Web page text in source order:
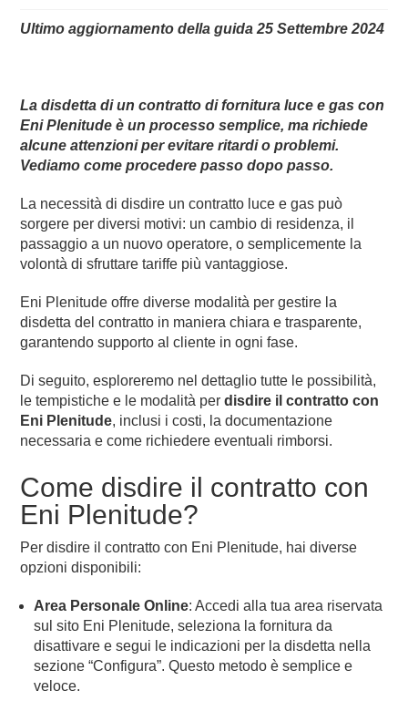
Ultimo aggiornamento della guida 25 Settembre 2024
La disdetta di un contratto di fornitura luce e gas con
Eni Plenitude è un processo semplice, ma richiede
alcune attenzioni per evitare ritardi o problemi.
Vediamo come procedere passo dopo passo.
La necessità di disdire un contratto luce e gas può
sorgere per diversi motivi: un cambio di residenza, il
passaggio a un nuovo operatore, o semplicemente la
volontà di sfruttare tariffe più vantaggiose.
Eni Plenitude offre diverse modalità per gestire la
disdetta del contratto in maniera chiara e trasparente,
garantendo supporto al cliente in ogni fase.
Di seguito, esploreremo nel dettaglio tutte le possibilità,
le tempistiche e le modalità perdisdire il contratto con
Eni Plenitude, inclusi i costi, la documentazione
necessaria e come richiedere eventuali rimborsi.
Come disdire il contratto con
Eni Plenitude?
Per disdire il contratto con Eni Plenitude, hai diverse
opzioni disponibili:
Area Personale Online: Accedi alla tua area riservata
sul sito Eni Plenitude, seleziona la fornitura da
disattivare e segui le indicazioni per la disdetta nella
sezione “Configura”. Questo metodo è semplice e
veloce.